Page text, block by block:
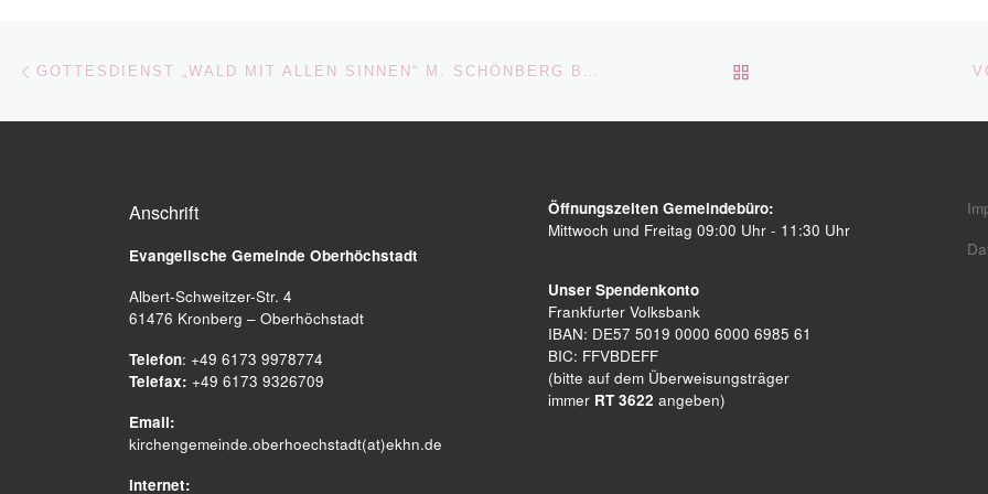
Beitragsnavigation GOTTESDIENST „WALD MIT ALLEN SINNEN“ M. SCHÖNBERG BRASS U. EV. KIRCHENGEMEINDE STEINBACH ZURÜCK ZUR
Anschrift
Evangelische Gemeinde Oberhöchstadt
Albert-Schweitzer-Str. 4
61476 Kronberg – Oberhöchstadt
Telefon: +49 6173 9978774
Telefax: +49 6173 9326709
Email:
kirchengemeinde.oberhoechstadt(at)ekhn.de
Internet:
Öffnungszeiten Gemeindebüro:
Mittwoch und Freitag 09:00 Uhr - 11:30 Uhr
Unser Spendenkonto
Frankfurter Volksbank
IBAN: DE57 5019 0000 6000 6985 61
BIC: FFVBDEFF
(bitte auf dem Überweisungsträger
immer RT 3622 angeben)